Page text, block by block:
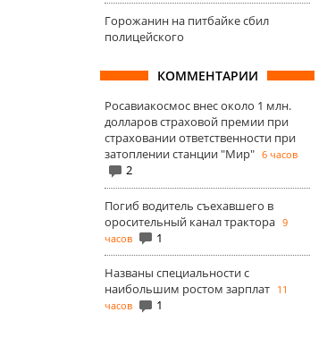
Горожанин на питбайке сбил
полицейского
КОММЕНТАРИИ
Росавиакосмос внес около 1 млн.
долларов страховой премии при
страховании ответственности при
затоплении станции "Мир" 6 часов
2
Погиб водитель съехавшего в
оросительный канал трактора 9
часов
1
Названы специальности с
наибольшим ростом зарплат 11
часов
1